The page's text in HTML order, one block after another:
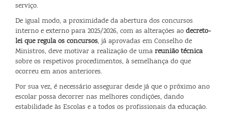
serviço.
De igual modo, a proximidade da abertura dos concursos
interno e externo para 2025/2026, com as alterações ao decreto-
lei que regula os concursos, já aprovadas em Conselho de
Ministros, deve motivar a realização de uma reunião técnica
sobre os respetivos procedimentos, à semelhança do que
ocorreu em anos anteriores.
Por sua vez, é necessário assegurar desde já que o próximo ano
escolar possa decorrer nas melhores condições, dando
estabilidade às Escolas e a todos os profissionais da educação.